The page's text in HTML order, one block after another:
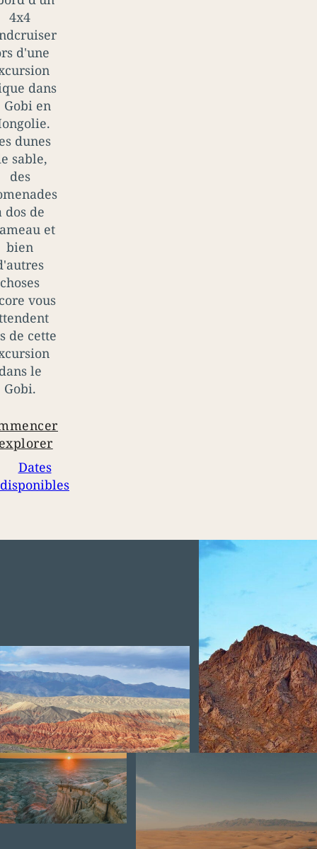
4x4
d'une
dans
Gobi en
dunes
sable,
des
dos de
et
bien
choses
vous
de cette
le
Gobi.
Dates
disponibles